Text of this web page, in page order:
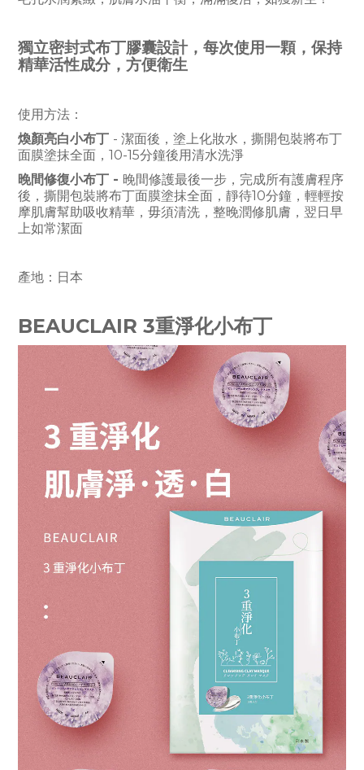
獨立密封式布丁膠囊設計，每次使用一顆，保持
精華活性成分，方便衛生
使用方法：
煥顏亮白小布丁 - 潔面後，塗上化妝水，撕開包裝將布丁
面膜塗抹全面，10-15分鐘後用清水洗淨
晚間修復小布丁 - 晚間修護最後一步，完成所有護膚程序
後，撕開包裝將布丁面膜塗抹全面，靜待10分鐘，輕輕按
摩肌膚幫助吸收精華，毋須清洗，整晚潤修肌膚，翌日早
上如常潔面
產地：日本
BEAUCLAIR 3重淨化小布丁